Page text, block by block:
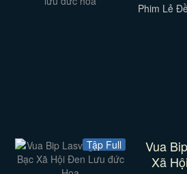
Phim Lẻ
Tập Full
Vua
Xã